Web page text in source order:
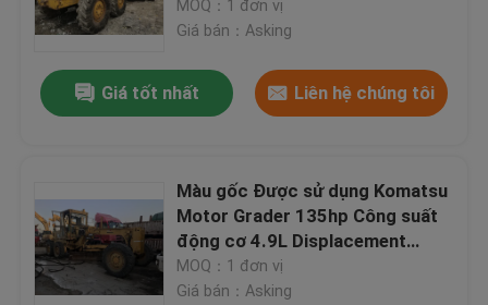
Engine
MOQ：1 đơn vị
Giá bán：Asking
Giá tốt nhất Liên hệ chúng tôi
Màu gốc Được sử dụng Komatsu
Motor Grader 135hp Công suất
động cơ 4.9L Displacement
GD511A-1
MOQ：1 đơn vị
Giá bán：Asking